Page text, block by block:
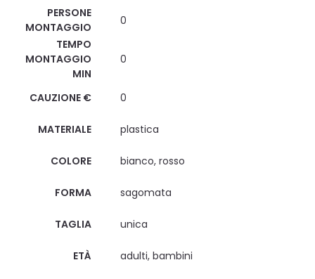
PERSONE
MONTAGGIO
0
TEMPO
MONTAGGIO
MIN
0
CAUZIONE € 0
MATERIALE plastica
COLORE bianco, rosso
FORMA sagomata
TAGLIA unica
ETÀ adulti, bambini